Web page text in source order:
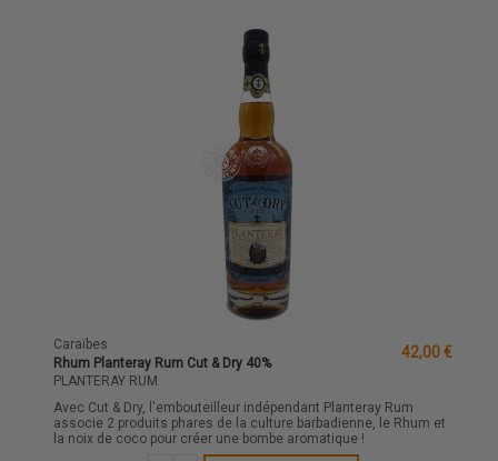
Caraïbes
Rhum Planteray Rum Cut & Dry 40%
PLANTERAY RUM
42,00 €
Avec Cut & Dry, l'embouteilleur indépendant Planteray Rum
associe 2 produits phares de la culture barbadienne, le Rhum et
la noix de coco pour créer une bombe aromatique !